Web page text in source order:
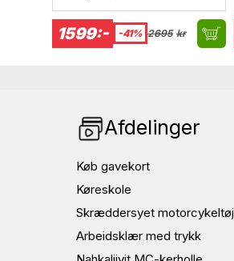
1599:- -41% 2695 kr
Afdelinger
Køb gavekort
Køreskole
Skræddersyet motorcykeltøj
Arbeidsklær med trykk